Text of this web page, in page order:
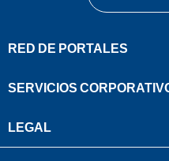
RED DE PORTALES
SERVICIOS
LEGAL